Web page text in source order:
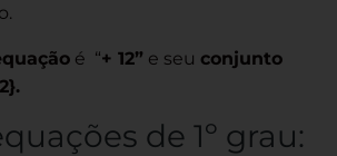
é “+ 12” e seu conjunto
de 1º grau: